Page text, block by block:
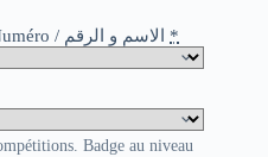
Personnalisation Flocage: Nom et Numéro / الاسم و الرقم *
Badge au niveau